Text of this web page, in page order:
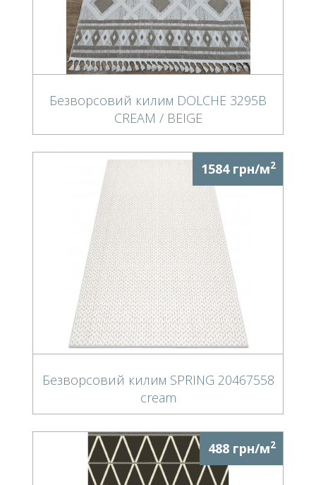
Безворсовий килим DOLCHE 3295B
CREAM / BEIGE
1584 грн/м2
Безворсовий килим SPRING 20467558
cream
488 грн/м2